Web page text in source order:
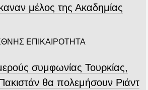
μέλος της Ακαδημίας
ΕΠΙΚΑΙΡΟΤΗΤΑ
συμφωνίας Τουρκίας,
θα πολεμήσουν Ριάντ